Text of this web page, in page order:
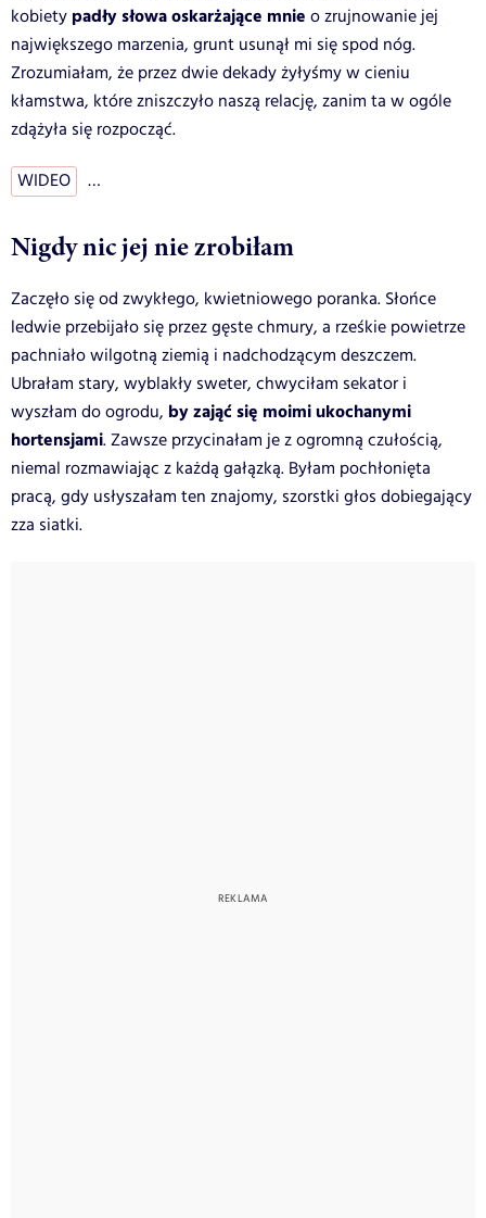
kobiety padły słowa oskarżające mnie o zrujnowanie jej
największego marzenia, grunt usunął mi się spod nóg.
Zrozumiałam, że przez dwie dekady żyłyśmy w cieniu
kłamstwa, które zniszczyło naszą relację, zanim ta w ogóle
zdążyła się rozpocząć.
WIDEO …
Nigdy nic jej nie zrobiłam
Zaczęło się od zwykłego, kwietniowego poranka. Słońce
ledwie przebijało się przez gęste chmury, a rześkie powietrze
pachniało wilgotną ziemią i nadchodzącym deszczem.
Ubrałam stary, wyblakły sweter, chwyciłam sekator i
wyszłam do ogrodu, by zająć się moimi ukochanymi
hortensjami. Zawsze przycinałam je z ogromną czułością,
niemal rozmawiając z każdą gałązką. Byłam pochłonięta
pracą, gdy usłyszałam ten znajomy, szorstki głos dobiegający
zza siatki.